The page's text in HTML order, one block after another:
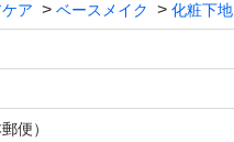
ア ベースメイク 化粧下地
便）